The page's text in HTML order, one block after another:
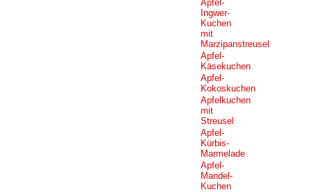
Apfel-
Ingwer-
Kuchen
mit
Marzipanstreusel
Apfel-
Käsekuchen
Apfel-
Kokoskuchen
Apfelkuchen
mit
Streusel
Apfel-
Kürbis-
Marmelade
Apfel-
Mandel-
Kuchen